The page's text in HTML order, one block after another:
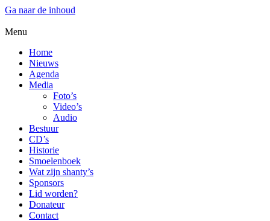
Ga naar de inhoud
Menu
Home
Nieuws
Agenda
Media
Foto’s
Video’s
Audio
Bestuur
CD’s
Historie
Smoelenboek
Wat zijn shanty’s
Sponsors
Lid worden?
Donateur
Contact